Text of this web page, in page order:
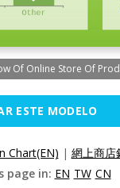
Of Online Store Of
ESTE MODELO
Chart(EN) | 網上商店
page in: EN TW CN